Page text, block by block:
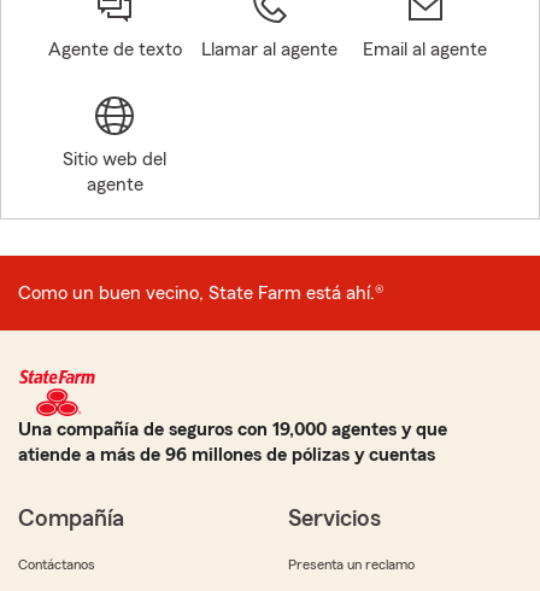
Agente de texto Llamar al agente Email al agente
Sitio web del
agente
Como un buen vecino, State Farm está ahí.®
Una compañía de seguros con 19,000 agentes y que
atiende a más de 96 millones de pólizas y cuentas
Compañía
Contáctanos
Servicios
Presenta un reclamo